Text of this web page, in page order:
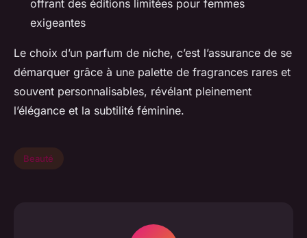
offrant des éditions limitées pour femmes
exigeantes
Le choix d’un parfum de niche, c’est l’assurance de se
démarquer grâce à une palette de fragrances rares et
souvent personnalisables, révélant pleinement
l’élégance et la subtilité féminine.
Beauté